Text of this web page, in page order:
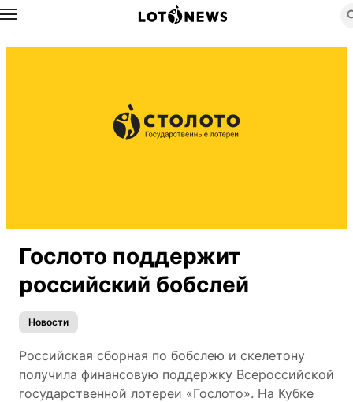
Назад
Гослото поддержит
российский бобслей
Новости
Российская сборная по бобслею и скелетону
получила финансовую поддержку Всероссийской
государственной лотереи «Гослото». На Кубке